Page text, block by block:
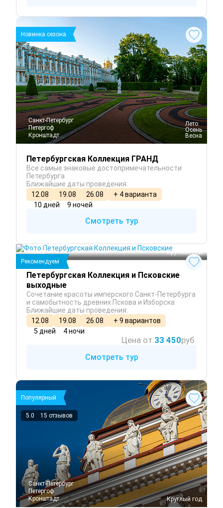
Санкт-Петербург
Петергоф
Кронштадт
Новинка сезона
Лето
Осень
Весна
Петербургская Коллекция ГРАНД
Все самые знаковые достопримечательности
Петербурга
Ближайшие даты проведения:
12.08
19.08 26.08
+ 4 варианта
10 дней
9 ночей
Смотреть тур
Санкт-Петербург
Псков
Рекомендуем
Круглый год
Петербургская Коллекция и Псковские
выходные
Сочетание красоты имперского Санкт-Петербурга
и самобытность древних Пскова и Изборска
Ближайшие даты проведения:
12.08
19.08 26.08
+ 9 вариантов
5 дней
4 ночи
Цена от:33 450руб.
Смотреть тур
Санкт-Петербург
Петергоф
Кронштадт
Популярный
5.0 15 отзывов
Круглый год